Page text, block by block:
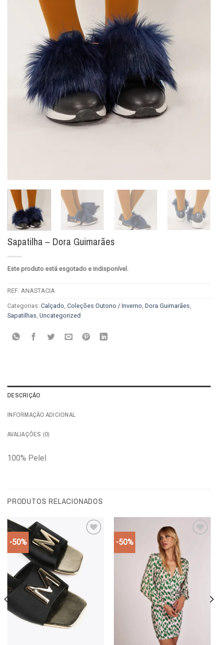
Sapatilha – Dora Guimarães
Este produto está esgotado e indisponível.
REF: ANASTACIA
Categorias: Calçado, Coleções Outono / Inverno, Dora Guimarães,
Sapatilhas, Uncategorized
DESCRIÇÃO
INFORMAÇÃO ADICIONAL
AVALIAÇÕES (0)
100% Pelel
PRODUTOS RELACIONADOS
-50% -50%